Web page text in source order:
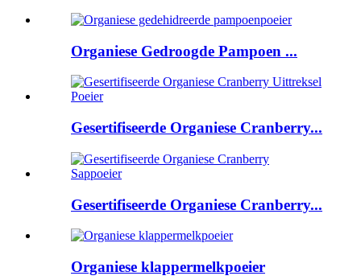
Organiese Gedroogde Pampoen ...
Gesertifiseerde Organiese Cranberry...
Gesertifiseerde Organiese Cranberry...
Organiese klappermelkpoeier